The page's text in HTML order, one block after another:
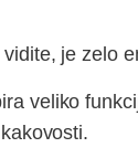
je zelo
veliko